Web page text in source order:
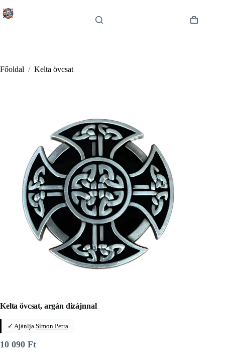
to
Shopping
Főoldal / Kelta övcsat
Kelta övcsat, argán dizájnnal
✓ Ajánlja Simon Petra
10 090 Ft